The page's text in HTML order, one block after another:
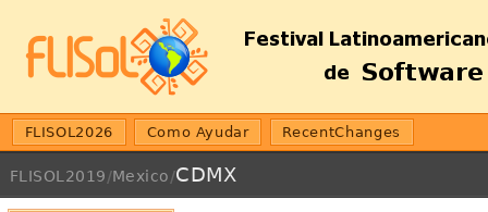
FLISOL2026 Como Ayudar RecentChanges
FLISOL2019/Mexico/CDMX